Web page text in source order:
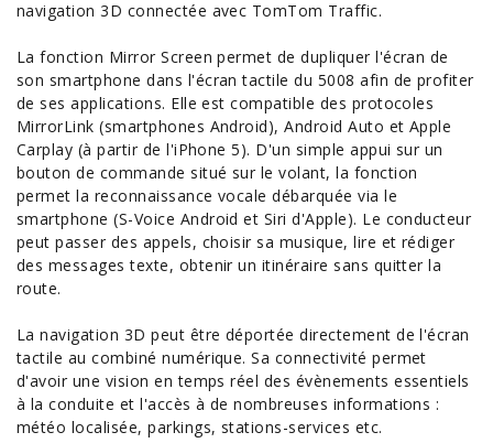
navigation 3D connectée avec TomTom Traffic.
La fonction Mirror Screen permet de dupliquer l'écran de
son smartphone dans l'écran tactile du 5008 afin de profiter
de ses applications. Elle est compatible des protocoles
MirrorLink (smartphones Android), Android Auto et Apple
Carplay (à partir de l'iPhone 5). D'un simple appui sur un
bouton de commande situé sur le volant, la fonction
permet la reconnaissance vocale débarquée via le
smartphone (S-Voice Android et Siri d'Apple). Le conducteur
peut passer des appels, choisir sa musique, lire et rédiger
des messages texte, obtenir un itinéraire sans quitter la
route.
La navigation 3D peut être déportée directement de l'écran
tactile au combiné numérique. Sa connectivité permet
d'avoir une vision en temps réel des évènements essentiels
à la conduite et l'accès à de nombreuses informations :
météo localisée, parkings, stations-services etc.